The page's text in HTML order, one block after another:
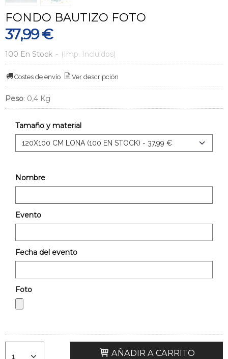
FONDO BAUTIZO FOTO
37,99 €
100 En Stock - (Imp. Incluidos)
Costes de envío Ver descripción
Peso: 0,4 Kg
Tamaño y material
Nombre
Evento
Fecha del evento
Foto
AÑADIR A CARRITO